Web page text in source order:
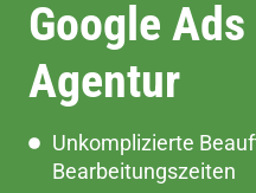
Google
Agentur
Unkomplizierte
Bearbeitungszeiten